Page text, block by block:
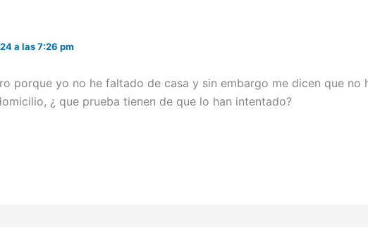
a las 7:26 pm
porque yo no he faltado de casa y sin embargo me dicen que no
¿ que prueba tienen de que lo han intentado?